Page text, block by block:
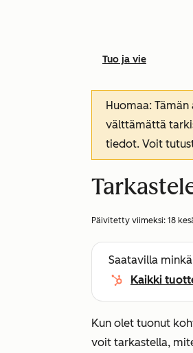
Tuo ja vie
Huomaa:
välttämättä
tiedot. Voit
Päivitetty viimeksi: 18
Saatavilla
Kaikki
Kun olet tuonut
voit tarkastella,